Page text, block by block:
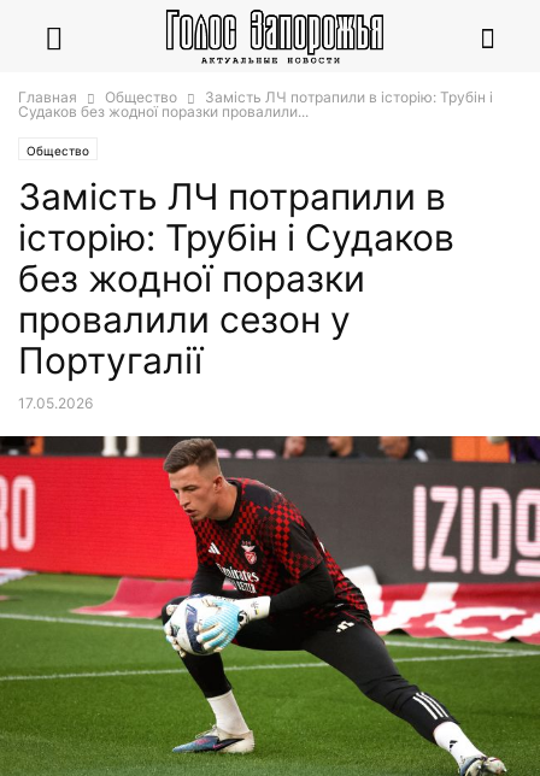
Главная Общество
Замість ЛЧ потрапили в історію: Трубін і
Судаков без жодної поразки провалили...
Общество
Замість ЛЧ потрапили в
історію: Трубін і Судаков
без жодної поразки
провалили сезон у
Португалії
17.05.2026